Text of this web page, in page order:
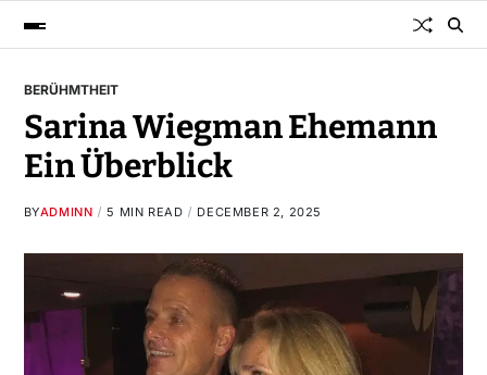
BERÜHMTHEIT
Sarina Wiegman Ehemann
Ein Überblick
BYADMINN 5 MIN READ DECEMBER 2, 2025